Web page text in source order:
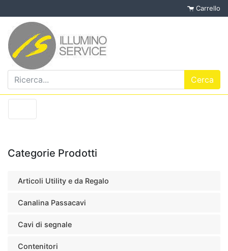
Carrello
Categorie Prodotti
Articoli Utility e da Regalo
Canalina Passacavi
Cavi di segnale
Contenitori